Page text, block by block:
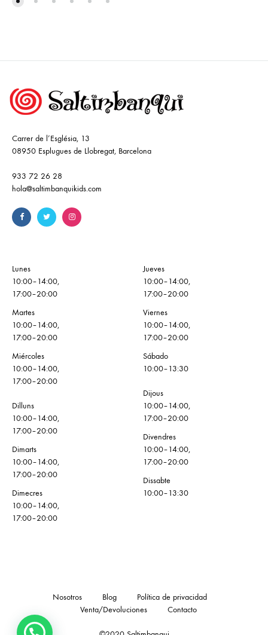
Carrer de l’Església, 13
08950 Esplugues de Llobregat, Barcelona
933 72 26 28
hola@saltimbanquikids.com
Lunes
10:00–14:00,
17:00–20:00
Martes
10:00–14:00,
17:00–20:00
Miércoles
10:00–14:00,
17:00–20:00
Dilluns
10:00–14:00,
17:00–20:00
Dimarts
10:00–14:00,
17:00–20:00
Dimecres
10:00–14:00,
17:00–20:00
Jueves
10:00–14:00,
17:00–20:00
Viernes
10:00–14:00,
17:00–20:00
Sábado
10:00–13:30
Dijous
10:00–14:00,
17:00–20:00
Divendres
10:00–14:00,
17:00–20:00
Dissabte
10:00–13:30
Nosotros Blog
Política de privacidad
Venta/Devoluciones
Contacto